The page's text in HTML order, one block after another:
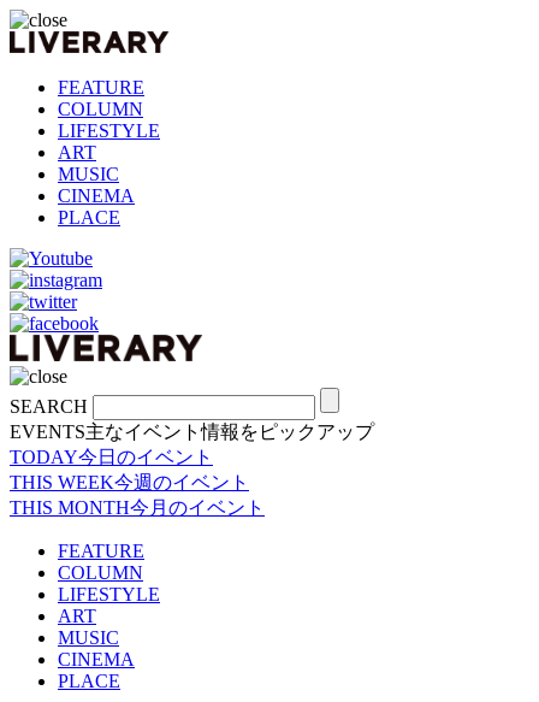
FEATURE
COLUMN
LIFESTYLE
ART
MUSIC
CINEMA
PLACE
SEARCH
EVENTS主なイベント情報をピックアップ
TODAY今日のイベント
THIS WEEK今週のイベント
THIS MONTH今月のイベント
FEATURE
COLUMN
LIFESTYLE
ART
MUSIC
CINEMA
PLACE